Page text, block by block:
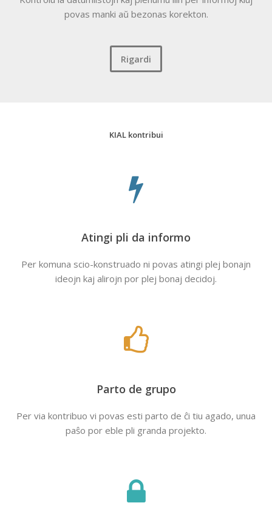
povas manki aŭ bezonas korekton.
Rigardi
KIAL kontribui
Atingi pli da informo
Per komuna scio-konstruado ni povas atingi plej bonajn
ideojn kaj alirojn por plej bonaj decidoj.
Parto de grupo
Per via kontribuo vi povas esti parto de ĉi tiu agado, unua
paŝo por eble pli granda projekto.